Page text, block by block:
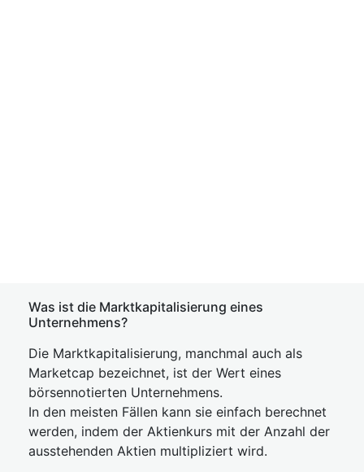
Was ist die Marktkapitalisierung eines
Unternehmens?
Die Marktkapitalisierung, manchmal auch als
Marketcap bezeichnet, ist der Wert eines
börsennotierten Unternehmens.
In den meisten Fällen kann sie einfach berechnet
werden, indem der Aktienkurs mit der Anzahl der
ausstehenden Aktien multipliziert wird.